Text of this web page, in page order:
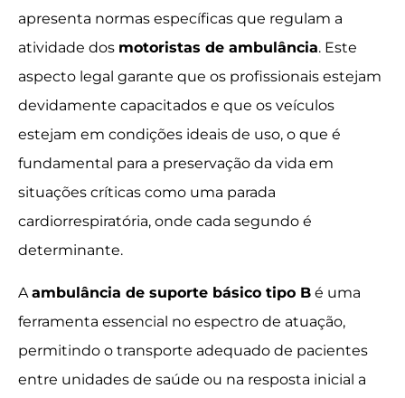
apresenta normas específicas que regulam a
atividade dos motoristas de ambulância. Este
aspecto legal garante que os profissionais estejam
devidamente capacitados e que os veículos
estejam em condições ideais de uso, o que é
fundamental para a preservação da vida em
situações críticas como uma parada
cardiorrespiratória, onde cada segundo é
determinante.
A ambulância de suporte básico tipo B é uma
ferramenta essencial no espectro de atuação,
permitindo o transporte adequado de pacientes
entre unidades de saúde ou na resposta inicial a